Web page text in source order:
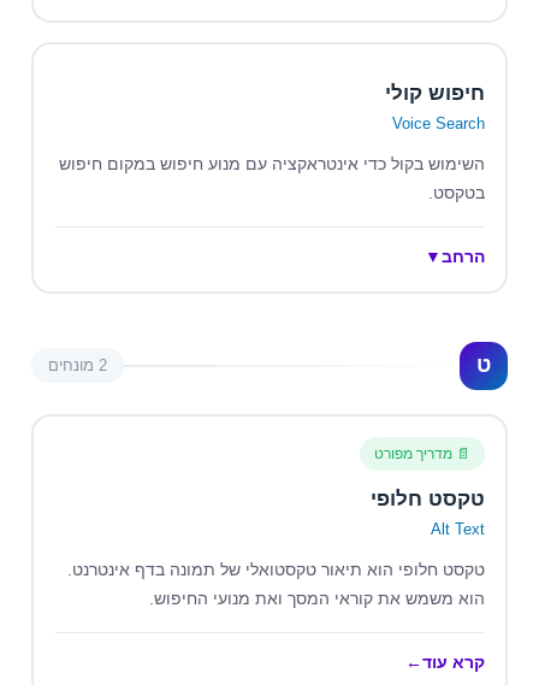
חיפוש קולי
Voice Search
השימוש בקול כדי אינטראקציה עם מנוע חיפוש במקום חיפוש
בטקסט.
הרחב▼
ט 2 מונחים
📄 מדריך מפורט
טקסט חלופי
Alt Text
טקסט חלופי הוא תיאור טקסטואלי של תמונה בדף אינטרנט.
הוא משמש את קוראי המסך ואת מנועי החיפוש.
קרא עוד←